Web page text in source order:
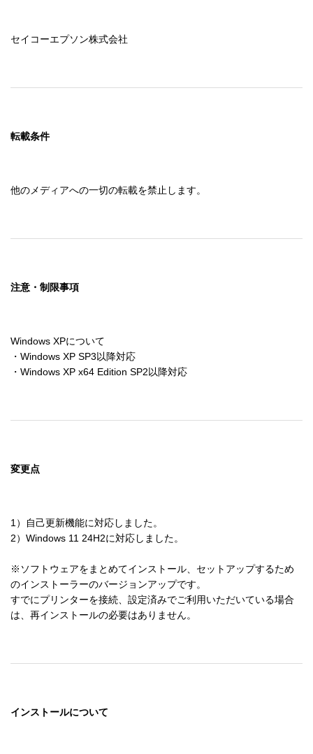
セイコーエプソン株式会社
転載条件
他のメディアへの一切の転載を禁止します。
注意・制限事項
Windows XPについて
・Windows XP SP3以降対応
変更点
1）自己更新機能に対応しました。
2）Windows 11 24H2に対応しました。
※ソフトウェアをまとめてインストール、セットアップするため
のインストーラーのバージョンアップです。
すでにプリンターを接続、設定済みでご利用いただいている場合
は、再インストールの必要はありません。
インストールについて